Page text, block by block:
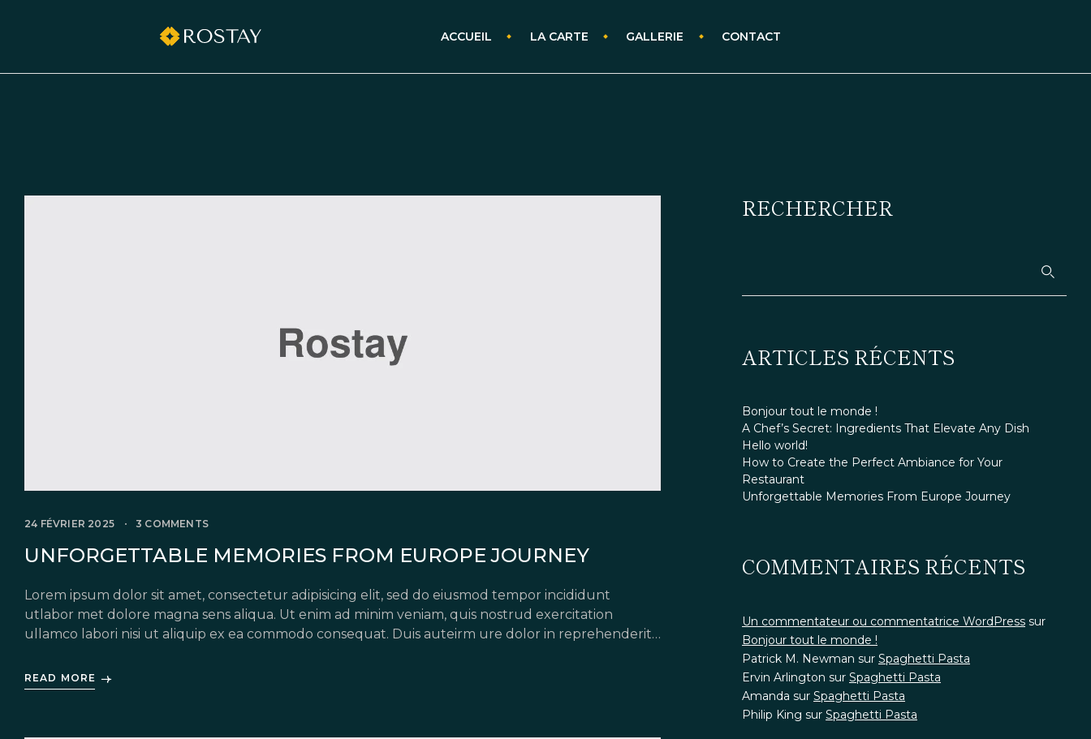
grilltimedk.com
ACCUEIL LA CARTE GALLERIE CONTACT
24 FÉVRIER 2025 3 COMMENTS
UNFORGETTABLE MEMORIES FROM EUROPE JOURNEY
Lorem ipsum dolor sit amet, consectetur adipisicing elit, sed do eiusmod tempor incididunt
utlabor met dolore magna sens aliqua. Ut enim ad minim veniam, quis nostrud exercitation
ullamco labori nisi ut aliquip ex ea commodo consequat. Duis auteirm ure dolor in reprehenderit
READ MORE
RECHERCHER
ARTICLES RÉCENTS
Bonjour tout le monde !
A Chef’s Secret: Ingredients That Elevate Any Dish
Hello world!
How to Create the Perfect Ambiance for Your
Restaurant
Unforgettable Memories From Europe Journey
COMMENTAIRES RÉCENTS
Un commentateur ou commentatrice WordPress sur
Bonjour tout le monde !
Patrick M. Newman sur Spaghetti Pasta
Ervin Arlington sur Spaghetti Pasta
Amanda sur Spaghetti Pasta
Philip King sur Spaghetti Pasta